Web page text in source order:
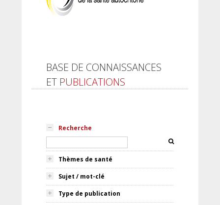
BASE DE CONNAISSANCES
ET PUBLICATIONS
Recherche
Thèmes de santé
Sujet / mot-clé
Type de publication